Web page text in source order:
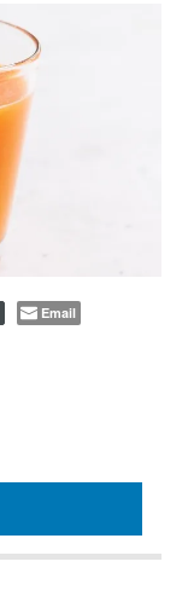
Email